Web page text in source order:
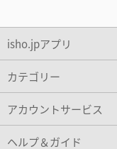
isho.jpアプリ
カテゴリー
アカウントサービス
ヘルプ＆ガイド